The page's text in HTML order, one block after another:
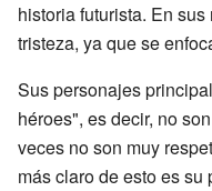
historia futurista. En
tristeza, ya que se
Sus personajes
héroes", es decir, no
veces no son muy
más claro de esto es